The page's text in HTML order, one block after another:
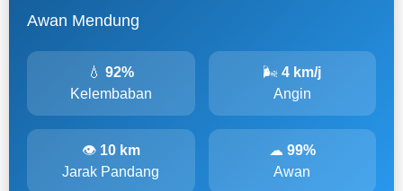
Awan Mendung
💧92%
Kelembaban
🌬4 km/j
Angin
👁 10 km
Jarak Pandang
☁ 99%
Awan